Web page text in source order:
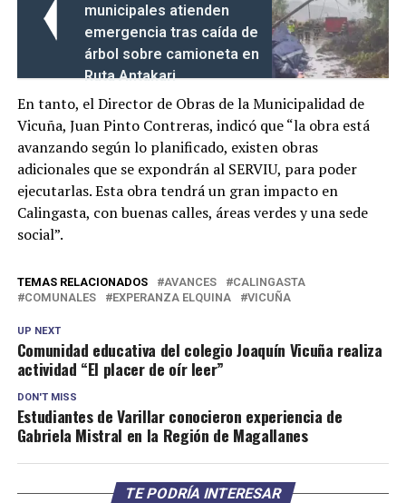
municipales atienden
emergencia tras caída de
árbol sobre camioneta en
Ruta Antakari
En tanto, el Director de Obras de la Municipalidad de
Vicuña, Juan Pinto Contreras, indicó que “la obra está
avanzando según lo planificado, existen obras
adicionales que se expondrán al SERVIU, para poder
ejecutarlas. Esta obra tendrá un gran impacto en
Calingasta, con buenas calles, áreas verdes y una sede
social”.
TEMAS RELACIONADOS AVANCES
CALINGASTA
COMUNALES
EXPERANZA ELQUINA VICUÑA
UP NEXT
Comunidad educativa del colegio Joaquín Vicuña realiza
actividad “El placer de oír leer”
DON'T MISS
Estudiantes de Varillar conocieron experiencia de
Gabriela Mistral en la Región de Magallanes
TE PODRÍA INTERESAR